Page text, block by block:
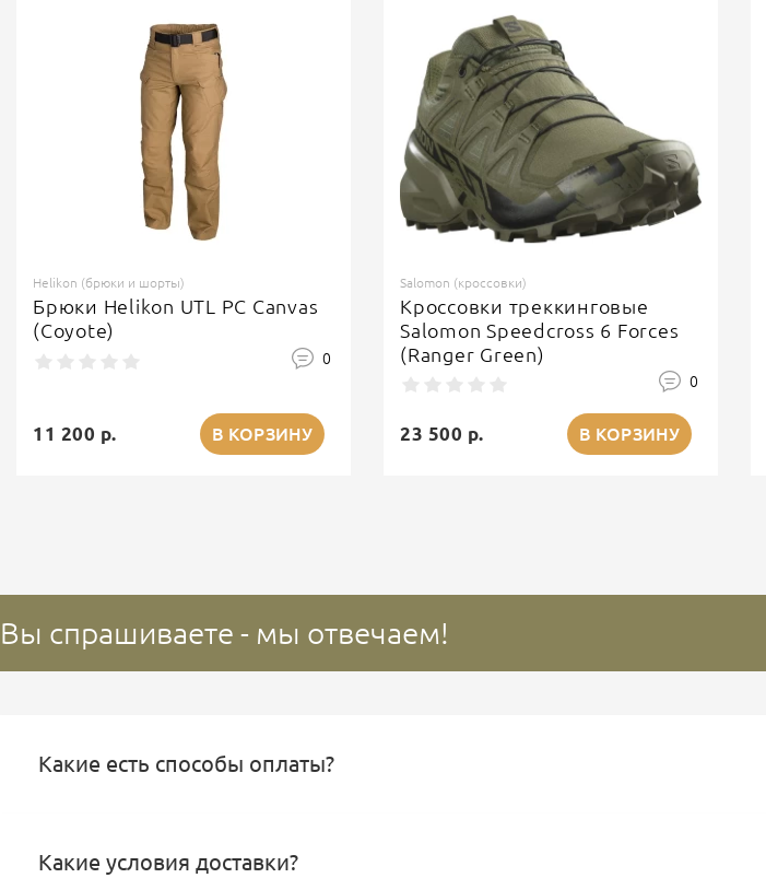
Helikon (брюки и шорты)
Брюки Helikon UTL PC Canvas
(Coyote)
0
11 200 р. В КОРЗИНУ
Salomon (кроссовки)
Кроссовки треккинговые
Salomon Speedcross 6 Forces
(Ranger Green)
0
23 500 р. В КОРЗИНУ
Вы спрашиваете - мы отвечаем!
Какие есть способы оплаты?
Какие условия доставки?